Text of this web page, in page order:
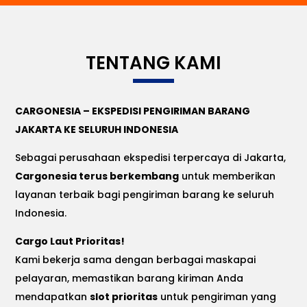
TENTANG KAMI
CARGONESIA – EKSPEDISI PENGIRIMAN BARANG
JAKARTA KE SELURUH INDONESIA
Sebagai perusahaan ekspedisi terpercaya di Jakarta,
Cargonesia terus berkembang untuk memberikan
layanan terbaik bagi pengiriman barang ke seluruh
Indonesia.
Cargo Laut Prioritas!
Kami bekerja sama dengan berbagai maskapai
pelayaran, memastikan barang kiriman Anda
mendapatkanslot prioritas untuk pengiriman yang